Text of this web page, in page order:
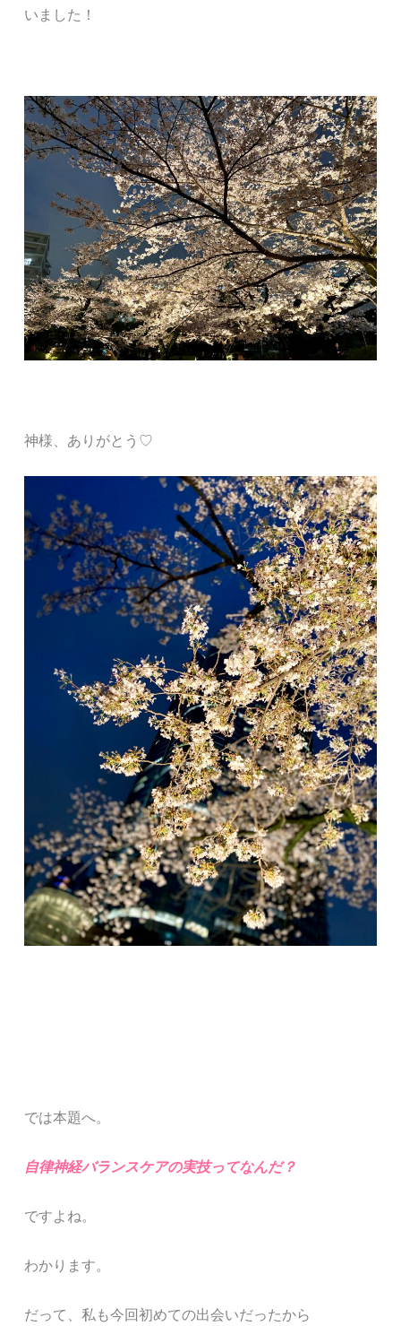
いました！
神様、ありがとう♡
では本題へ。
自律神経バランスケアの実技ってなんだ？
ですよね。
わかります。
だって、私も今回初めての出会いだったから